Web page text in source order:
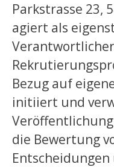
Parkstrasse 23,
agiert als
Bezug auf
initiiert und
die Bewertung